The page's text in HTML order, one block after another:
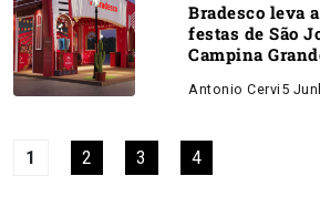
Bradesco leva
festas de São
Campina
Antonio Cervi 5
1 2 3 4